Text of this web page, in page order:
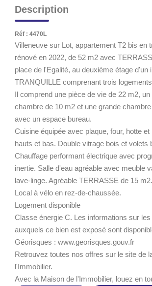
Description
Réf : 4470L
Villeneuve sur Lot, appartement T2 bis en
rénové en 2022, de 52 m2 avec
place de l'Egalité, au deuxième étage d'un
TRANQUILLE comprenant trois
Il comprend une pièce de vie de 22 m2, un
chambre de 10 m2 et une grande
avec un espace bureau.
Cuisine équipée avec plaque, four, hotte et
hauts et bas. Double vitrage bois et volets
Chauffage performant électrique avec
inertie. Salle d'eau agréable avec meuble
lave-linge. Agréable TERRASSE de 15 m2.
Local à vélo en rez-de-chaussée.
Logement disponible
Classe énergie C. Les informations sur
auxquels ce bien est exposé sont
Géorisques : www.georisques.gouv.fr
Retrouvez toutes nos offres sur le site de
l'Immobilier.
Avec la Maison de l'Immobilier, louez en